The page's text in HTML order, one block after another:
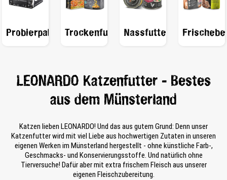
ProbierpaketeTrockenfutterNassfutter
LEONARDO Katzenfutter - Bestes
aus dem Münsterland
Katzen lieben LEONARDO! Und das aus gutem Grund: Denn unser
Katzenfutter wird mit viel Liebe aus hochwertigen Zutaten in unseren
eigenen Werken im Münsterland hergestellt - ohne künstliche Farb-,
Geschmacks- und Konservierungsstoffe. Und natürlich ohne
Tierversuche! Dafür aber mit extra frischem Fleisch aus unserer
eigenen Fleischzubereitung.